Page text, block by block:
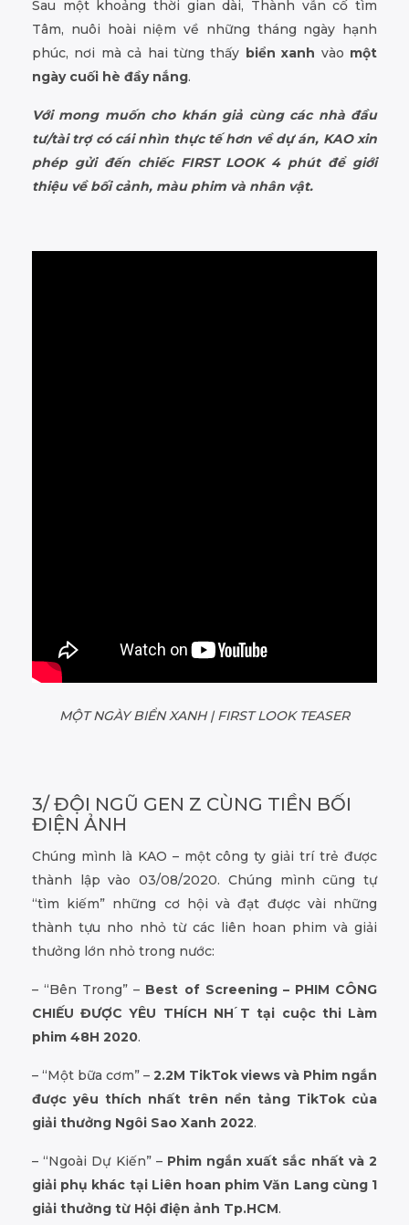
Sau một khoảng thời gian dài, Thành vẫn cố tìm
Tâm, nuôi hoài niệm về những tháng ngày hạnh
phúc, nơi mà cả hai từng thấy biển xanh vào một
ngày cuối hè đầy nắng.
Với mong muốn cho khán giả cùng các nhà đầu
tư/tài trợ có cái nhìn thực tế hơn về dự án, KAO xin
phép gửi đến chiếc FIRST LOOK 4 phút để giới
thiệu về bối cảnh, màu phim và nhân vật.
MỘT NGÀY BIỂN XANH | FIRST LOOK TEASER
3/ ĐỘI NGŨ GEN Z CÙNG TIỀN BỐI
ĐIỆN ẢNH
Chúng mình là KAO – một công ty giải trí trẻ được
thành lập vào 03/08/2020. Chúng mình cũng tự
“tìm kiếm” những cơ hội và đạt được vài những
thành tựu nho nhỏ từ các liên hoan phim và giải
thưởng lớn nhỏ trong nước:
– “Bên Trong” – Best of Screening – PHIM CÔNG
CHIẾU ĐƯỢC YÊU THÍCH NH ́T tại cuộc thi Làm
phim 48H 2020.
– “Một bữa cơm” – 2.2M TikTok views và Phim ngắn
được yêu thích nhất trên nền tảng TikTok của
giải thưởng Ngôi Sao Xanh 2022.
– “Ngoài Dự Kiến” – Phim ngắn xuất sắc nhất và 2
giải phụ khác tại Liên hoan phim Văn Lang cùng 1
giải thưởng từ Hội điện ảnh Tp.HCM.